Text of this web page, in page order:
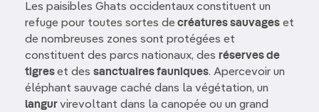
Les paisibles Ghats occidentaux constituent un
refuge pour toutes sortes decréatures sauvages et
de nombreuses zones sont protégées et
constituent des parcs nationaux, des réserves de
tigreset des sanctuaires fauniques. Apercevoir un
éléphant sauvage caché dans la végétation, un
langurvirevoltant dans la canopée ou un grand